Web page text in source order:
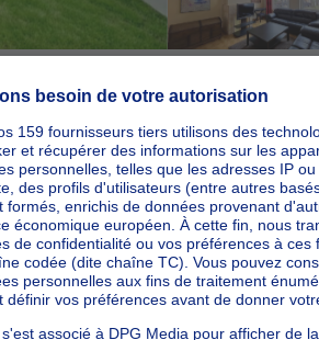
Sponsorisé
Résidence Schubert – votre nouveau chez-vous à Ganshoren
À partir de